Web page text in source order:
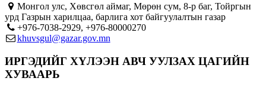
Монгол улс, Хөвсгөл аймаг, Мөрөн сум, 8-р баг, Тойргын
урд Газрын харилцаа, барлига хот байгуулалтын газар
+976-7038-2929, +976-80000270
khuvsgul@gazar.gov.mn
ИРГЭДИЙГ ХҮЛЭЭН АВЧ УУЛЗАХ ЦАГИЙН
ХУВААРЬ